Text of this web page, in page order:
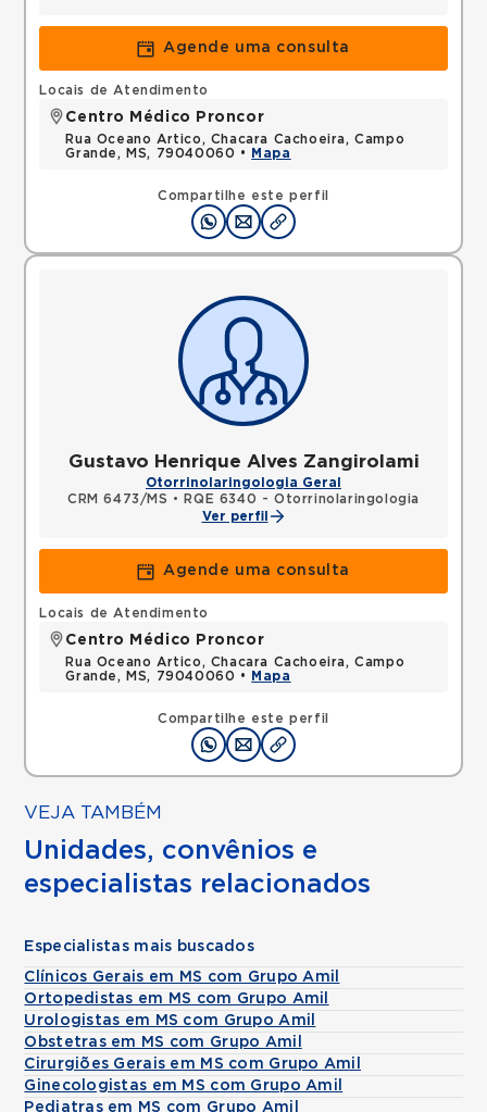
Agende uma consulta
Compartilhe este perfil
Locais de Atendimento
Centro Médico Proncor
Rua Oceano Artico, Chacara Cachoeira, Campo
Grande, MS, 79040060 •
Mapa
Gustavo Henrique Alves Zangirolami
Otorrinolaringologia Geral
CRM 6473/MS •
RQE 6340 - Otorrinolaringologia
Ver perfil
Agende uma consulta
Compartilhe este perfil
Locais de Atendimento
Centro Médico Proncor
Rua Oceano Artico, Chacara Cachoeira, Campo
Grande, MS, 79040060 •
Mapa
VEJA TAMBÉM
Unidades, convênios e
especialistas relacionados
Especialistas mais buscados
Clínicos Gerais em MS com Grupo Amil
Ortopedistas em MS com Grupo Amil
Urologistas em MS com Grupo Amil
Obstetras em MS com Grupo Amil
Cirurgiões Gerais em MS com Grupo Amil
Ginecologistas em MS com Grupo Amil
Pediatras em MS com Grupo Amil